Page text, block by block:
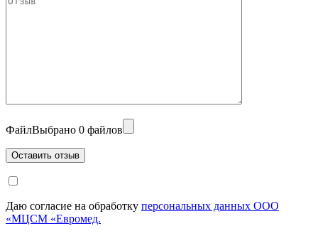
ФайлВыбрано 0 файлов
Даю согласие на обработку персональных данных ООО
«МЦСМ «Евромед.